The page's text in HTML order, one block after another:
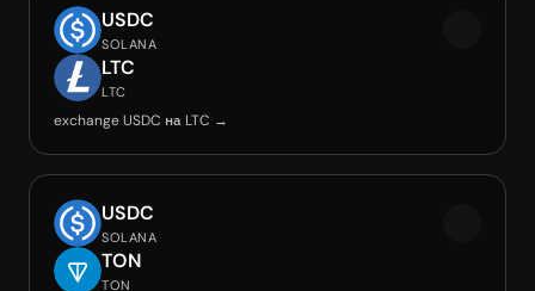
USDC
SOLANA
LTC
LTC
exchange USDC на LTC →
USDC
SOLANA
TON
TON